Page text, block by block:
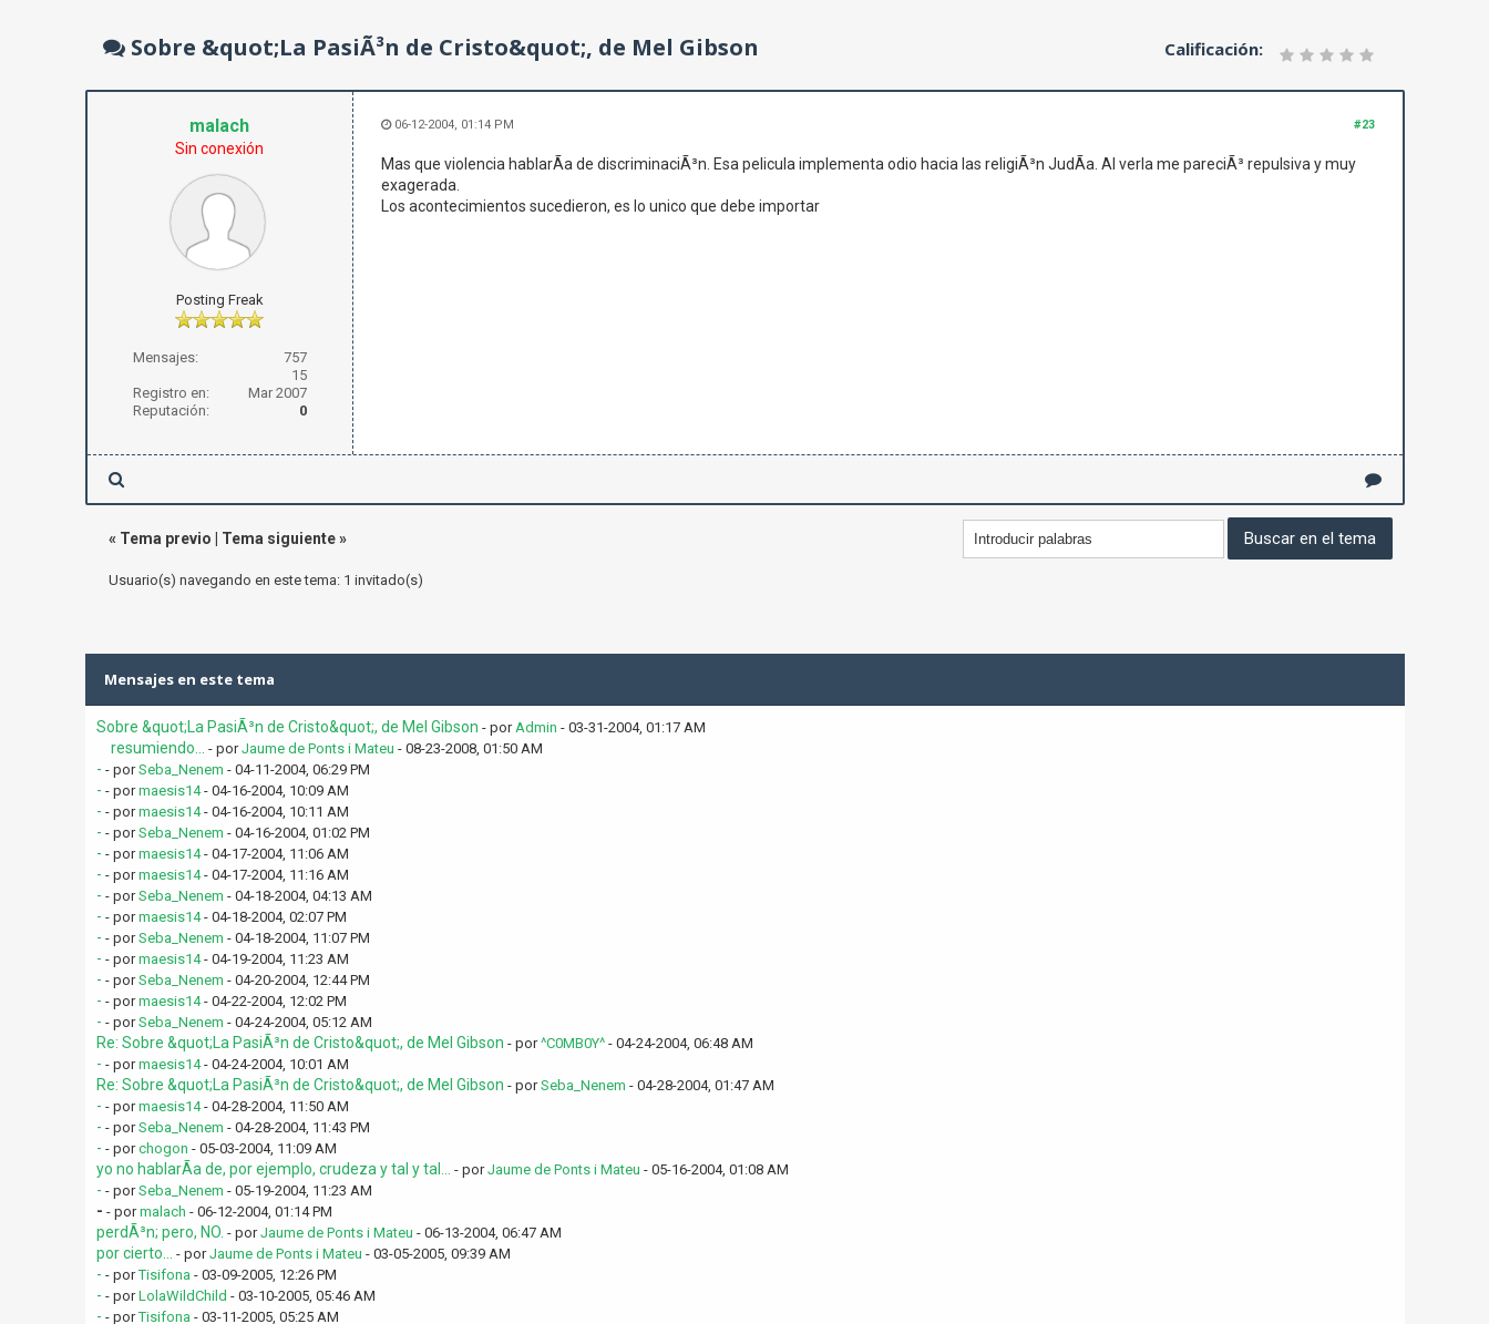
Calificación:
Sobre &quot;La PasiÃ³n de Cristo&quot;, de Mel Gibson
malach
Sin conexión
Posting Freak
Mensajes:
757
15
Registro en:
Mar 2007
Reputación:
0
#23
06-12-2004, 01:14 PM
Mas que violencia hablarÃ­a de discriminaciÃ³n. Esa pelicula implementa odio hacia las religiÃ³n JudÃ­a. Al verla me pareciÃ³ repulsiva y muy
exagerada.
Los acontecimientos sucedieron, es lo unico que debe importar
« Tema previo Tema siguiente»
Usuario(s) navegando en este tema: 1 invitado(s)
Mensajes en este tema
Sobre &quot;La PasiÃ³n de Cristo&quot;, de Mel Gibson - porAdmin - 03-31-2004, 01:17 AM
resumiendo... - porJaume de Ponts i Mateu - 08-23-2008, 01:50 AM
- - porSeba_Nenem - 04-11-2004, 06:29 PM
- - pormaesis14- 04-16-2004, 10:09 AM
- - pormaesis14- 04-16-2004, 10:11 AM
- - porSeba_Nenem - 04-16-2004, 01:02 PM
- - pormaesis14- 04-17-2004, 11:06 AM
- - pormaesis14- 04-17-2004, 11:16 AM
- - porSeba_Nenem - 04-18-2004, 04:13 AM
- - pormaesis14- 04-18-2004, 02:07 PM
- - porSeba_Nenem - 04-18-2004, 11:07 PM
- - pormaesis14- 04-19-2004, 11:23 AM
- - porSeba_Nenem - 04-20-2004, 12:44 PM
- - pormaesis14- 04-22-2004, 12:02 PM
- - porSeba_Nenem - 04-24-2004, 05:12 AM
Re: Sobre &quot;La PasiÃ³n de Cristo&quot;, de Mel Gibson - por^C0MB0Y^- 04-24-2004, 06:48 AM
- - pormaesis14- 04-24-2004, 10:01 AM
Re: Sobre &quot;La PasiÃ³n de Cristo&quot;, de Mel Gibson - porSeba_Nenem - 04-28-2004, 01:47 AM
- - pormaesis14- 04-28-2004, 11:50 AM
- - porSeba_Nenem - 04-28-2004, 11:43 PM
- - porchogon - 05-03-2004, 11:09 AM
yo no hablarÃ­a de, por ejemplo, crudeza y tal y tal... - porJaume de Ponts i Mateu - 05-16-2004, 01:08 AM
- - porSeba_Nenem - 05-19-2004, 11:23 AM
- - pormalach - 06-12-2004, 01:14 PM
perdÃ³n; pero, NO. - porJaume de Ponts i Mateu - 06-13-2004, 06:47 AM
por cierto... - porJaume de Ponts i Mateu - 03-05-2005, 09:39 AM
- - porTisifona - 03-09-2005, 12:26 PM
- - porLolaWildChild - 03-10-2005, 05:46 AM
- - porTisifona - 03-11-2005, 05:25 AM